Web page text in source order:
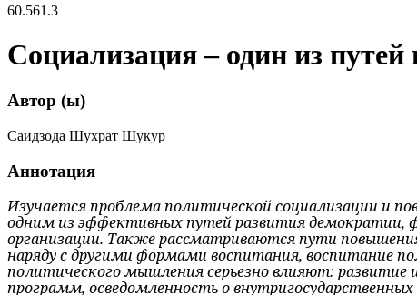
60.561.3
Социализация – один из
Автор (ы)
Саидзода Шухрат Шукур
Аннотация
Изучается проблема политической социализации и
одним из эффективных путей развития демократии,
организации. Также рассмат­риваются пути
наряду с другими формами воспи­тания, воспитание
политического мышления серьезно влия­ют:
программ, осведомленность о